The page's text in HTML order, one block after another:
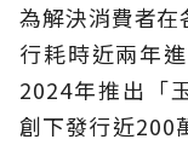
為解決消費者
行耗時近兩年
2024年推出「
創下發行近200